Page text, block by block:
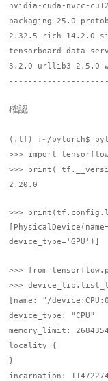
nvidia-cuda-nvcc-
packaging-25.0
2.32.5 rich-14.2.0
tensorboard-data-
3.2.0 urllib3-2.5.0
確認
(.tf) :~/pytorch$
>>> import
>>> print(
2.20.0
>>>
device_type='GPU')]
>>> from
>>>
[name: "/
device_type: "CPU"
memory_limit:
locality {
}
incarnation: